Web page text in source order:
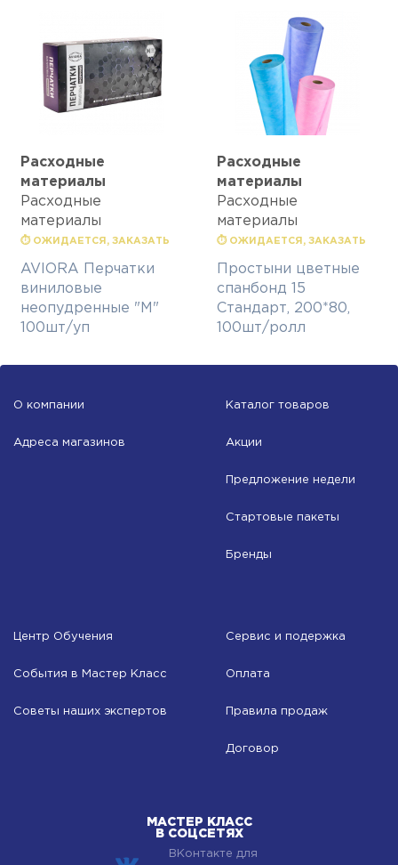
Расходные
материалы
Расходные
материалы
⏱ ОЖИДАЕТСЯ, ЗАКАЗАТЬ
AVIORA Перчатки
виниловые
неопудренные "M"
100шт/уп
Расходные
материалы
Расходные
материалы
⏱ ОЖИДАЕТСЯ, ЗАКАЗАТЬ
Простыни цветные
спанбонд 15
Стандарт, 200*80,
100шт/ролл
О компании
Адреса магазинов
Каталог товаров
Акции
Предложение недели
Стартовые пакеты
Бренды
Центр Обучения
События в Мастер Класс
Советы наших экспертов
Сервис и подержка
Оплата
Правила продаж
Договор
МАСТЕР КЛАСС
В СОЦСЕТЯХ
ВКонтакте для